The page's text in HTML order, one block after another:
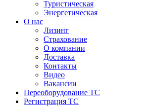
Туристическая
Энергетическая
О нас
Лизинг
Страхование
О компании
Доставка
Контакты
Видео
Вакансии
Переоборудование ТС
Регистрация ТС